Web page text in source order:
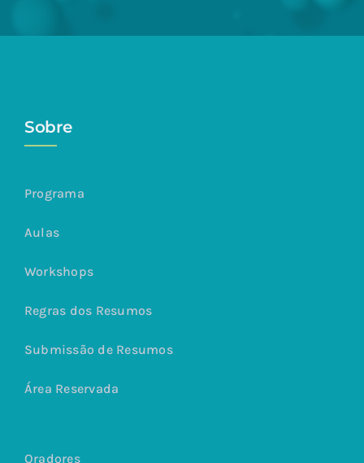
Sobre
Programa
Aulas
Workshops
Regras dos Resumos
Submissão de Resumos
Área Reservada
Oradores